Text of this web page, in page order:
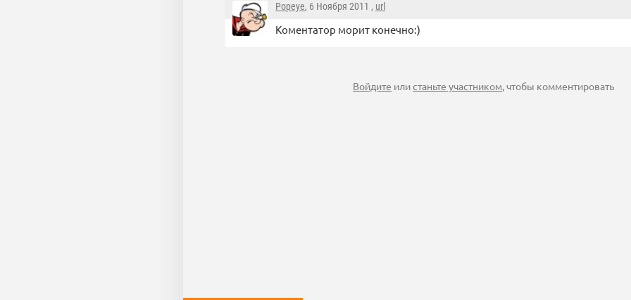
Popeye, 6 Ноября 2011 , url
Коментатор морит конечно:)
Войдите илистаньте участником, чтобы комментировать